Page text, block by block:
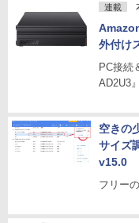
連載
外付け
PC接続
AD2U3
空きの
サイズ
v15.0
フリー